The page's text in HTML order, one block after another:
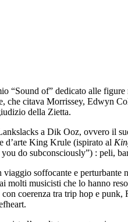
of” dedicato alle
che citava Morrissey, Edwyn
della Zietta.
a Dik Ooz, ovvero il
d’arte King Krule (ispirato al
do subconsciously”) : peli,
soffocante e perturbante
musicisti che lo hanno
coerenza tra trip hop e